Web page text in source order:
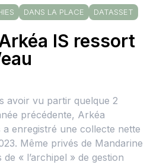
DANS LA PLACE DATASSET
IS ressort
avoir vu partir quelque 2
précédente, Arkéa
enregistré une collecte nette
Même privés de Mandarine
« l’archipel » de gestion